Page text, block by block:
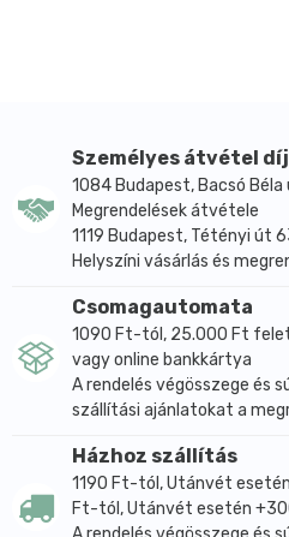
Személyes átvétel
1084 Budapest, Bacsó
Megrendelések átvétele
1119 Budapest, Tétényi út
Helyszíni vásárlás és
Csomagautomata
1090 Ft-tól, 25.000 Ft
vagy online bankkártya
A rendelés végösszege és
szállítási ajánlatokat a
Házhoz szállítás
1190 Ft-tól, Utánvét
Ft-tól, Utánvét esetén